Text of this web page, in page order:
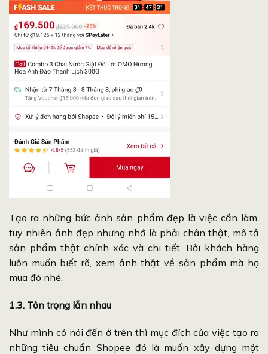
Tạo ra những bức ảnh sản phẩm đẹp là việc cần làm,
tuy nhiên ảnh đẹp nhưng nhớ là phải chân thật, mô tả
sản phẩm thật chính xác và chi tiết. Bởi khách hàng
luôn muốn biết rõ, xem ảnh thật về sản phẩm mà họ
mua đó nhé.
1.3. Tôn trọng lẫn nhau
Như mình có nói đến ở trên thì mục đích của việc tạo ra
những tiêu chuẩn Shopee đó là muốn xây dựng một